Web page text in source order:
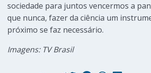
sociedade para juntos vencermos a
que nunca, fazer da ciência um
próximo se faz necessário.
Imagens: TV Brasil